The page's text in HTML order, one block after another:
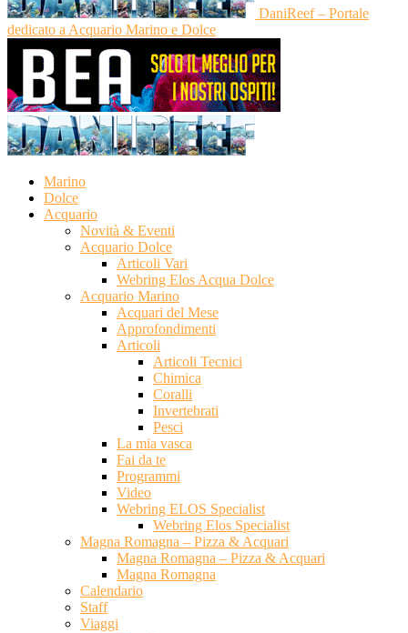
DaniReef – Portale
dedicato a Acquario Marino e Dolce
Marino
Dolce
Acquario
Novità & Eventi
Acquario Dolce
Articoli Vari
Webring Elos Acqua Dolce
Acquario Marino
Acquari del Mese
Approfondimenti
Articoli
Articoli Tecnici
Chimica
Coralli
Invertebrati
Pesci
La mia vasca
Fai da te
Programmi
Video
Webring ELOS Specialist
Webring Elos Specialist
Magna Romagna – Pizza & Acquari
Magna Romagna – Pizza & Acquari
Magna Romagna
Calendario
Staff
Viaggi